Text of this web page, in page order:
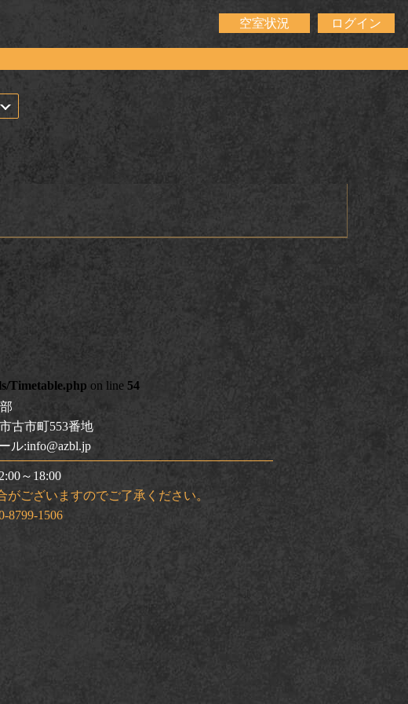
空室状況 ログイン
Timetable.php on line 54
古市町553番地
ル:info@azbl.jp
～18:00
ございますのでご了承ください。
8799-1506